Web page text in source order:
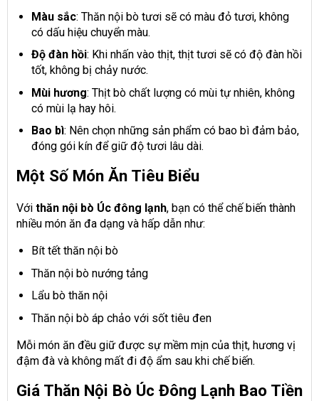
Màu sắc: Thăn nội bò tươi sẽ có màu đỏ tươi, không
có dấu hiệu chuyển màu.
Độ đàn hồi: Khi nhấn vào thịt, thịt tươi sẽ có độ đàn hồi
tốt, không bị chảy nước.
Mùi hương: Thịt bò chất lượng có mùi tự nhiên, không
có mùi lạ hay hôi.
Bao bì: Nên chọn những sản phẩm có bao bì đảm bảo,
đóng gói kín để giữ độ tươi lâu dài.
Một Số Món Ăn Tiêu Biểu
Với thăn nội bò Úc đông lạnh, bạn có thể chế biến thành
nhiều món ăn đa dạng và hấp dẫn như:
Bít tết thăn nội bò
Thăn nội bò nướng tảng
Lẩu bò thăn nội
Thăn nội bò áp chảo với sốt tiêu đen
Mỗi món ăn đều giữ được sự mềm mịn của thịt, hương vị
đậm đà và không mất đi độ ẩm sau khi chế biến.
Giá Thăn Nội Bò Úc Đông Lạnh Bao Tiền